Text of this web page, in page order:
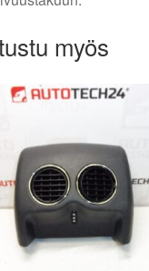
myös